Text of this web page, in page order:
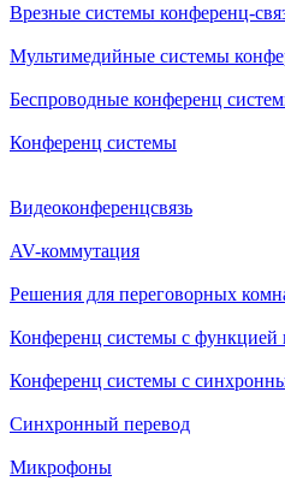
Врезные системы конференц-
Мультимедийные системы
Беспроводные конференц
Конференц системы
Видеоконференцсвязь
AV-коммутация
Решения для переговорных
Конференц системы с функцией
Конференц системы с
Синхронный перевод
Микрофоны